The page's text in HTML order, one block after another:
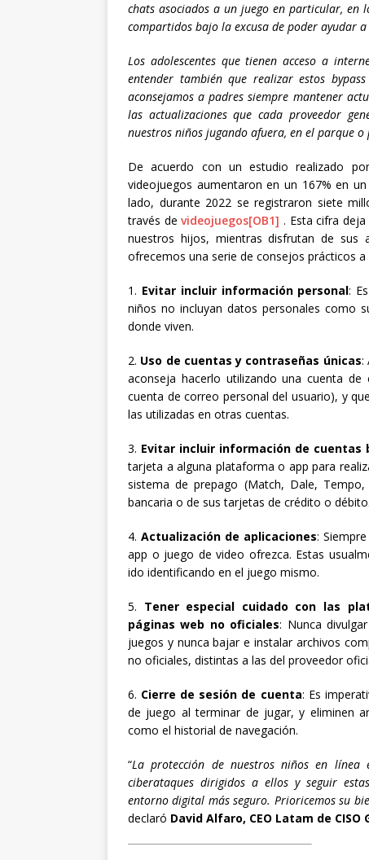
chats asociados a un juego en particular, en
compartidos bajo la excusa de poder ayudar a
Los adolescentes que tienen acceso a
entender también que realizar estos
aconsejamos a padres siempre mantener
las actualizaciones que cada proveedor
nuestros niños jugando afuera, en el parque
De acuerdo con un estudio realizado
videojuegos aumentaron en un 167% en
lado, durante 2022 se registraron siete
través de videojuegos[OB1] . Esta cifra
nuestros hijos, mientras disfrutan de sus
ofrecemos una serie de consejos prácticos a
1. Evitar incluir información personal:
niños no incluyan datos personales como
donde viven.
2. Uso de cuentas y contraseñas únicas:
aconseja hacerlo utilizando una cuenta
cuenta de correo personal del usuario), y
las utilizadas en otras cuentas.
3. Evitar incluir información de cuentas
tarjeta a alguna plataforma o app para
sistema de prepago (Match, Dale,
bancaria o de sus tarjetas de crédito o débito.
4.Actualización de aplicaciones:
app o juego de video ofrezca. Estas
ido identificando en el juego mismo.
5. Tener especial cuidado con las
páginas web no oficiales: Nunca
juegos y nunca bajar e instalar archivos
no oficiales, distintas a las del proveedor
6. Cierre de sesión de cuenta: Es
de juego al terminar de jugar, y eliminen
como el historial de navegación.
“La protección de nuestros niños en línea
ciberataques dirigidos a ellos y seguir
entorno digital más seguro. Prioricemos su
declaró David Alfaro, CEO Latam de CISO